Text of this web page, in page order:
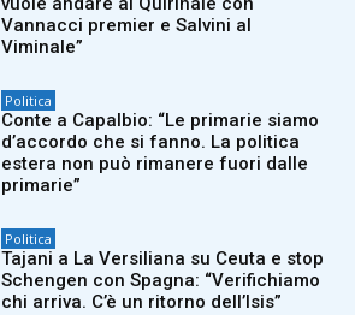
Vannacci premier e Salvini al
Viminale”
Politica
Conte a Capalbio: “Le primarie siamo
d’accordo che si fanno. La politica
estera non può rimanere fuori dalle
primarie”
Politica
Tajani a La Versiliana su Ceuta e stop
Schengen con Spagna: “Verifichiamo
chi arriva. C’è un ritorno dell’Isis”